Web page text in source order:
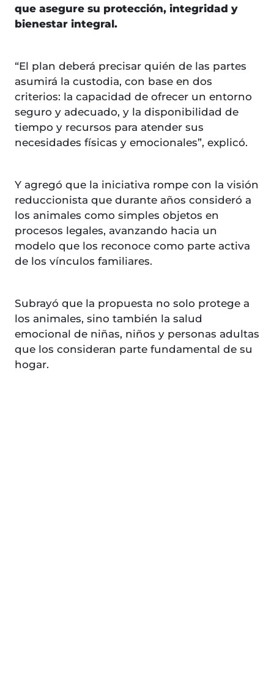
que asegure su protección, integridad y
bienestar integral.
“El plan deberá precisar quién de las partes
asumirá la custodia, con base en dos
criterios: la capacidad de ofrecer un entorno
seguro y adecuado, y la disponibilidad de
tiempo y recursos para atender sus
necesidades físicas y emocionales”, explicó.
Y agregó que la iniciativa rompe con la visión
reduccionista que durante años consideró a
los animales como simples objetos en
procesos legales, avanzando hacia un
modelo que los reconoce como parte activa
de los vínculos familiares.
Subrayó que la propuesta no solo protege a
los animales, sino también la salud
emocional de niñas, niños y personas adultas
que los consideran parte fundamental de su
hogar.